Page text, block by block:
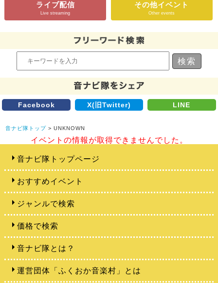
ライブ配信
Live streaming
その他イベント
Other events
Facebook X(旧Twitter) LINE
音ナビ隊トップ > UNKNOWN
イベントの情報が取得できませんでした。
音ナビ隊トップページ
おすすめイベント
ジャンルで検索
価格で検索
音ナビ隊とは？
運営団体「ふくおか音楽村」とは